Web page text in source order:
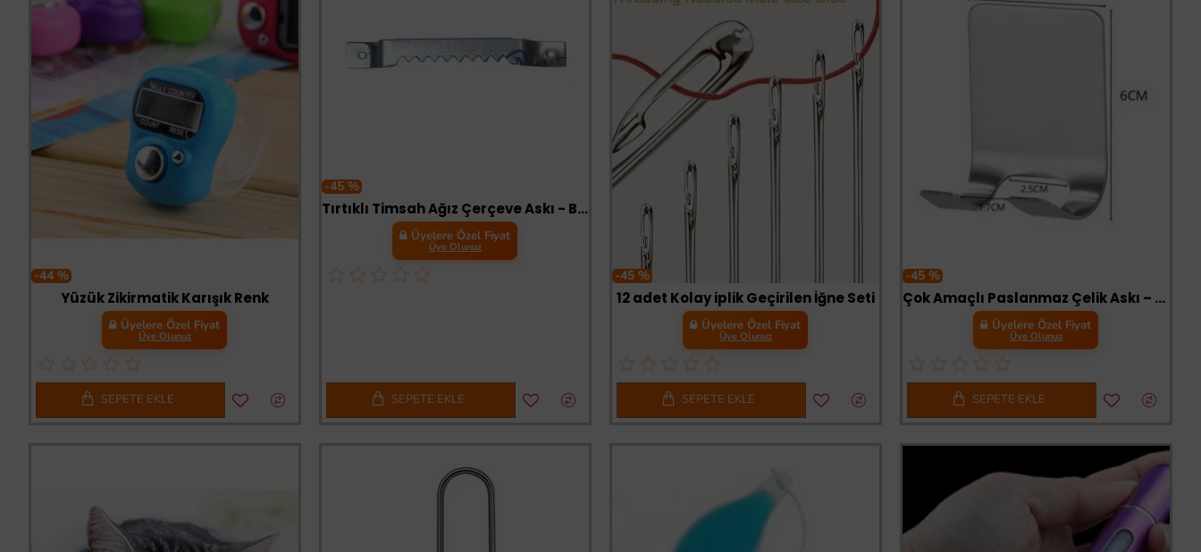
-44 %
Yüzük Zikirmatik Karışık Renk
Üyelere Özel Fiyat
Üye Olunuz
SEPETE EKLE
-45 %
Tırtıklı Timsah Ağız Çerçeve Askı - Büyük, Çinko, 8x57mm, 1 Adet
Üyelere Özel Fiyat
Üye Olunuz
SEPETE EKLE
-45 %
12 adet Kolay iplik Geçirilen İğne Seti
Üyelere Özel Fiyat
Üye Olunuz
SEPETE EKLE
-45 %
Çok Amaçlı Paslanmaz Çelik Askı – Kendinden Yapışkanlı Priz, Jilet ve Mutfak Gereçleri Tutucu
Üyelere Özel Fiyat
Üye Olunuz
SEPETE EKLE